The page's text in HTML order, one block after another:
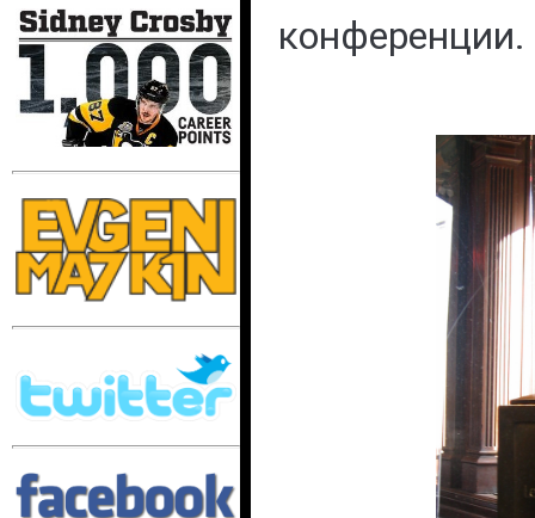
конференции.